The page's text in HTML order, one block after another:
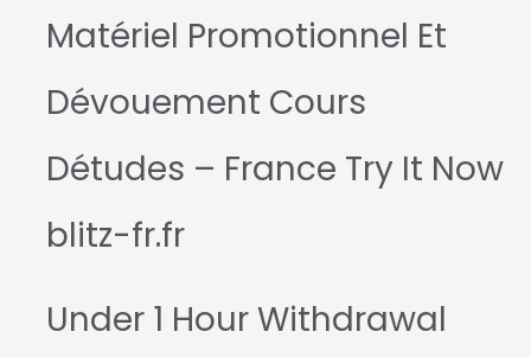
Matériel Promotionnel Et
Dévouement Cours
Détudes – France Try It Now
blitz-fr.fr
Under 1 Hour Withdrawal